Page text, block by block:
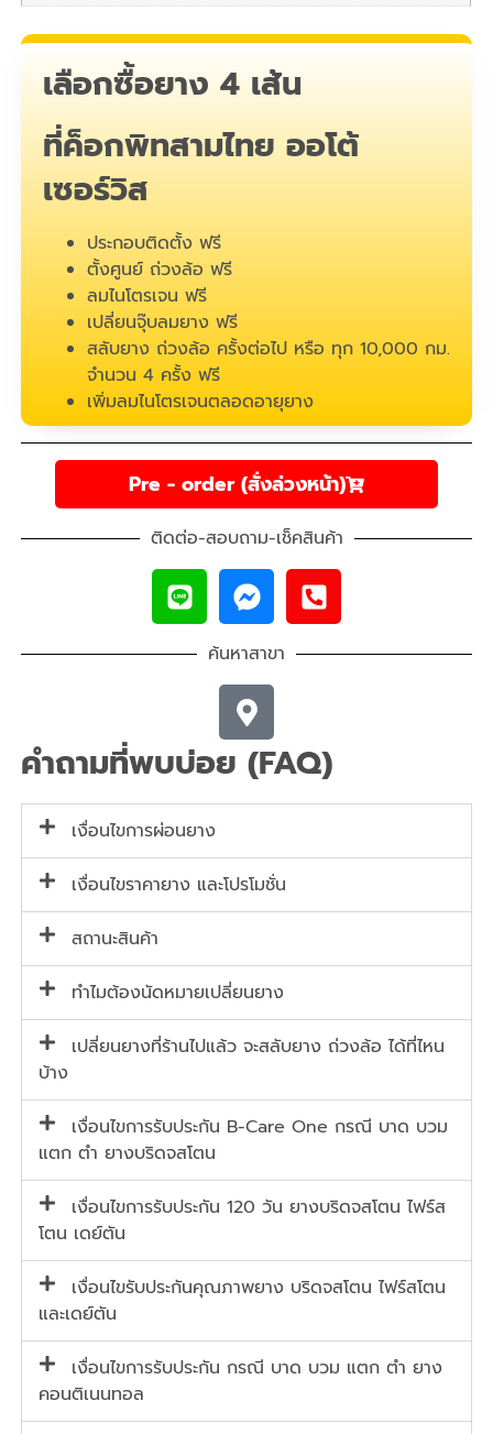
เลือกซื้อยาง 4 เส้น
ที่ค็อกพิทสามไทย ออโต้
เซอร์วิส
ประกอบติดตั้ง ฟรี
ตั้งศูนย์ ถ่วงล้อ ฟรี
ลมไนโตรเจน ฟรี
เปลี่ยนจุ๊บลมยาง ฟรี
สลับยาง ถ่วงล้อ ครั้งต่อไป หรือ ทุก 10,000 กม.
จำนวน 4 ครั้ง ฟรี
เพิ่มลมไนโตรเจนตลอดอายุยาง
Pre - order (สั่งล่วงหน้า)
ติดต่อ-สอบถาม-เช็คสินค้า
ค้นหาสาขา
คำถามที่พบบ่อย (FAQ)
เงื่อนไขการผ่อนยาง
เงื่อนไขราคายาง และโปรโมชั่น
สถานะสินค้า
ทำไมต้องนัดหมายเปลี่ยนยาง
เปลี่ยนยางที่ร้านไปแล้ว จะสลับยาง ถ่วงล้อ ได้ที่ไหน
บ้าง
เงื่อนไขการรับประกัน B-Care One กรณี บาด บวม
แตก ตำ ยางบริดจสโตน
เงื่อนไขการรับประกัน 120 วัน ยางบริดจสโตน ไฟร์ส
โตน เดย์ตัน
เงื่อนไขรับประกันคุณภาพยาง บริดจสโตน ไฟร์สโตน
และเดย์ตัน
เงื่อนไขการรับประกัน กรณี บาด บวม แตก ตำ ยาง
คอนติเนนทอล